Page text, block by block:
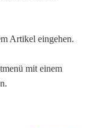
Artikel eingehen.
mit einem